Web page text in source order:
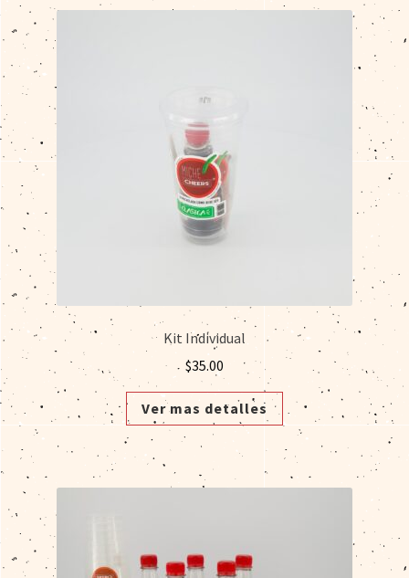
Kit Individual
$35.00
Ver mas detalles